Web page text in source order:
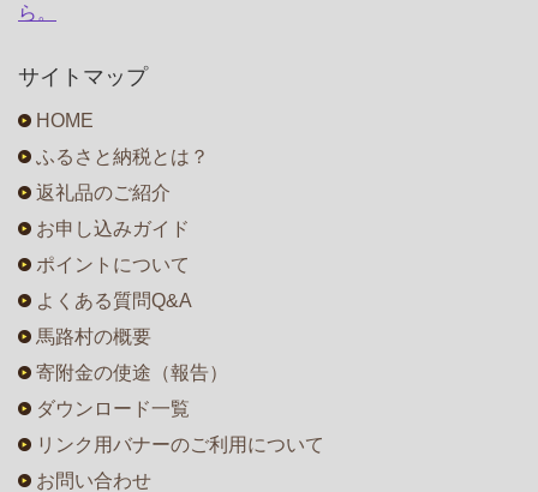
ら。
サイトマップ
HOME
ふるさと納税とは？
返礼品のご紹介
お申し込みガイド
ポイントについて
よくある質問Q&A
馬路村の概要
寄附金の使途（報告）
ダウンロード一覧
リンク用バナーのご利用について
お問い合わせ